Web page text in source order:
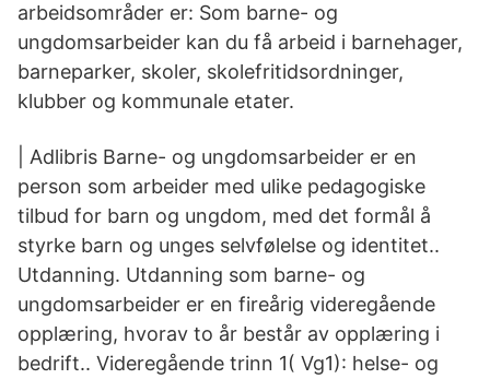
arbeidsområder er: Som barne- og
ungdomsarbeider kan du få arbeid i barnehager,
barneparker, skoler, skolefritidsordninger,
klubber og kommunale etater.
| Adlibris Barne- og ungdomsarbeider er en
person som arbeider med ulike pedagogiske
tilbud for barn og ungdom, med det formål å
styrke barn og unges selvfølelse og identitet..
Utdanning. Utdanning som barne- og
ungdomsarbeider er en fireårig videregående
opplæring, hvorav to år består av opplæring i
bedrift.. Videregående trinn 1( Vg1): helse- og